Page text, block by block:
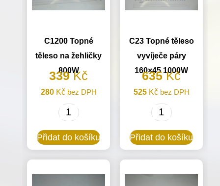
množství
C1200 Topné
těleso na žehličky
800W
339Kč
280 Kčbez DPH
C1200
těleso
Přidat do košíku
C23 Topné těleso
vyvíječe páry
160×45 1000W
635Kč
525 Kčbez DPH
C23
těleso
Přidat do košíku